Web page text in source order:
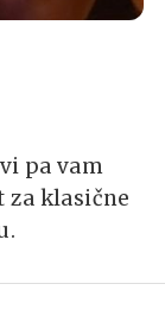
pa vam
klasične